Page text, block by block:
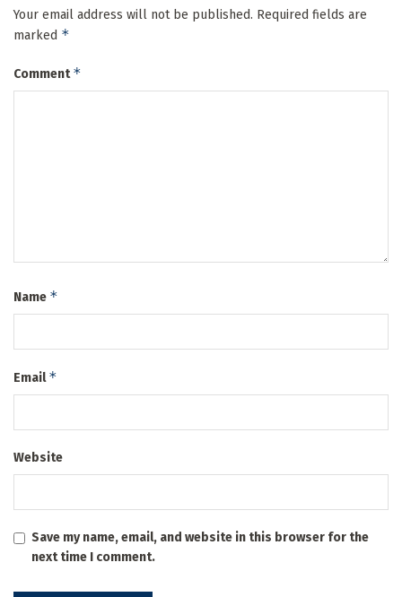
Your email address will not be published. Required fields are
marked *
Comment*
Name *
Email*
Website
Save my name, email, and website in this browser for the
next time I comment.